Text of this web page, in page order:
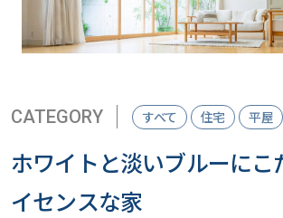
CATEGORY すべて 住宅 平屋
ホワイトと淡いブルーにこ
イセンスな家